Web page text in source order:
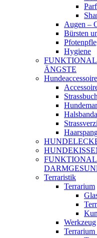
Augen –
Bürsten
Hygiene
ÄNGSTE
Terraristik
Terrarium
Werkzeug